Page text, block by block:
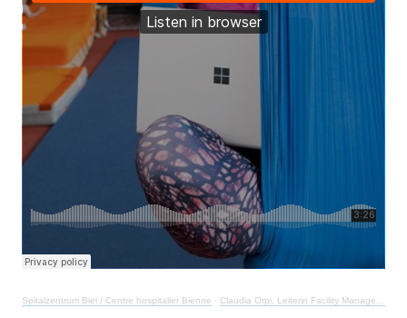
Spitalzentrum Biel / Centre hospitalier Bienne · Claudia Orpi, Leiterin Facility Management